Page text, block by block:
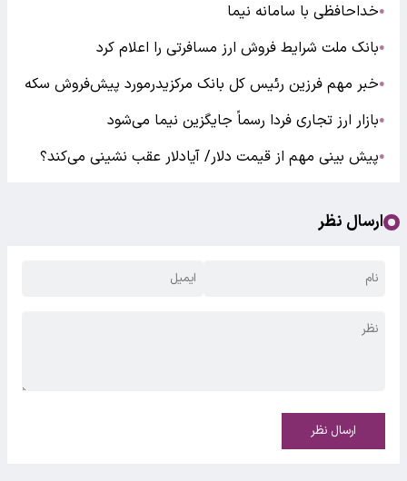
●خداحافظی با سامانه نیما
●بانک ملت شرایط فروش ارز مسافرتی را اعلام کرد
●خبر مهم فرزین رئیس کل بانک مرکزیدرمورد پیش‌فروش سکه
●بازار ارز تجاری فردا رسماً جایگزین نیما می‌شود
●پیش بینی مهم از قیمت دلار/ آیادلار عقب نشینی می‌کند؟
ارسال نظر
ارسال نظر